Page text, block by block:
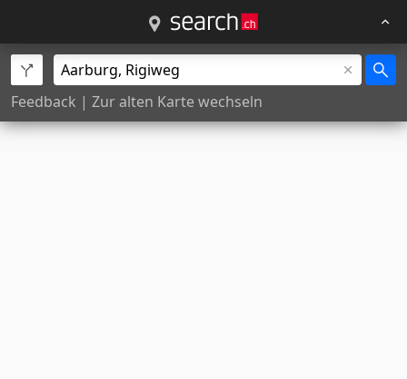
Feedback | Zur alten Karte wechseln